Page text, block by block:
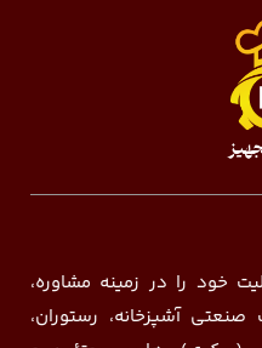
خود را در زمینه مشاوره،
صنعتی آشپزخانه، رستوران،